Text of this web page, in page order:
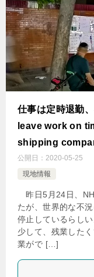
仕事は定時退勤
leave work on
shipping
公開日： 2020-05-25
現地情報
昨日5月24日、
たが、世界的な不
停止しているらし
少して、残業した
業がで […]